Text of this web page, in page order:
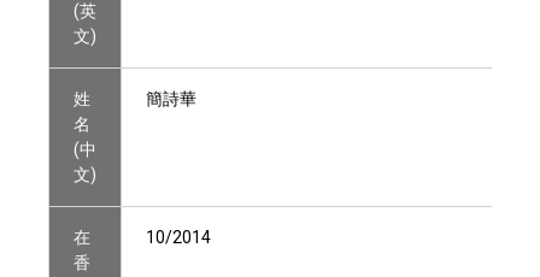
(英
文)
姓
名
(中
文)
簡詩華
在
香
10/2014